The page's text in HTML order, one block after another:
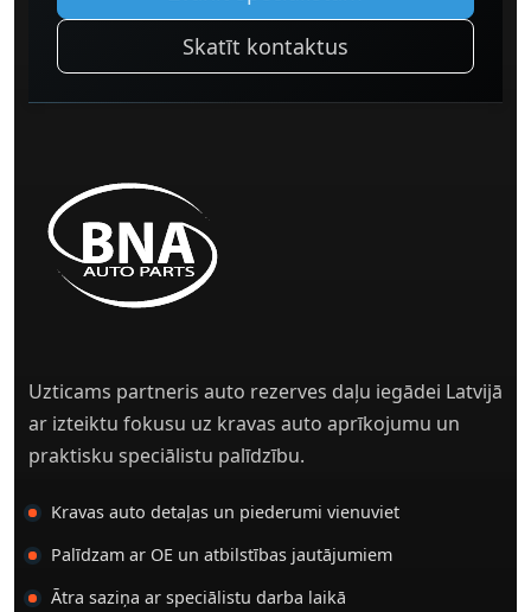
Skatīt kontaktus
Uzticams partneris auto rezerves daļu iegādei Latvijā
ar izteiktu fokusu uz kravas auto aprīkojumu un
praktisku speciālistu palīdzību.
Kravas auto detaļas un piederumi vienuviet
Palīdzam ar OE un atbilstības jautājumiem
Ātra saziņa ar speciālistu darba laikā